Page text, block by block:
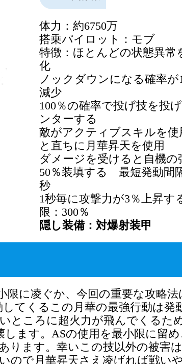
体力：約6750万
搭乗パイロット：モブ
特徴：ほとんどの状態異常
化
ノックダウンになる確率が
減少
100％の確率で投げ技を投
ンターする
敵がアクティブスキルを使
と直ちに月華昇天を使用
ダメージを受けると自機の
50％装填する 最短発動間
秒
1秒毎に攻撃力が3％上昇
限：300％
隠し装備：対爆射装甲
限に凌ぐか、今回の重要な攻略法
てくるこの月華の最強行動は発
ところに超火力が飛んでくるた
ます。ASの使用を最小限に留め
ります。幸いこの技以外の被害は
ので月華昇天さえ凌げれば戦い